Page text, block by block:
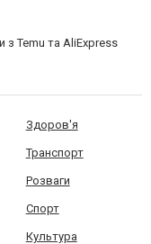
з Temu та AliExpress
Здоров'я
Транспорт
Розваги
Спорт
Культура